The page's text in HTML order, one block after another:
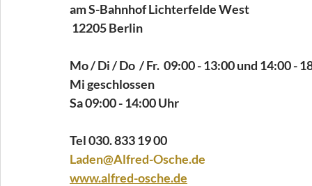
am S-Bahnhof Lichterfelde West
12205 Berlin
Mo / Di / Do  / Fr.  09:00 - 13:00 und 14:00 -
Mi geschlossen
Sa 09:00 - 14:00 Uhr
Tel 030. 833 19 00
Laden@Alfred-Osche.de
www.alfred-osche.de